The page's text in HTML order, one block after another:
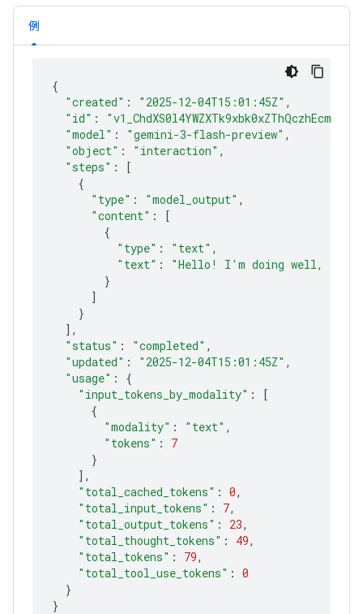
例
{
"created" : "2025-12-04T15:01:45Z"
"id" :
"model" : "gemini-3-flash-preview"
"object" : "interaction"
"steps" :
[
{
"type" : "model_output"
"content" :
[
{
"type" : "text"
"text" :
"Hello! I'm doing well,
}
]
}
]
"status" : "completed"
"updated" : "2025-12-04T15:01:45Z"
"usage" :
{
"input_tokens_by_modality" :
[
{
"modality" : "text"
"tokens" :
7
}
]
"total_cached_tokens" : 0
"total_input_tokens" : 7
"total_output_tokens" : 23
"total_thought_tokens" : 49
"total_tokens" : 79
"total_tool_use_tokens" : 0
}
}